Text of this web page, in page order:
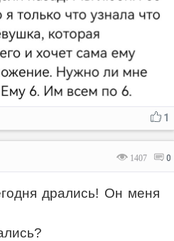
1
1407 0
дрались! Он меня